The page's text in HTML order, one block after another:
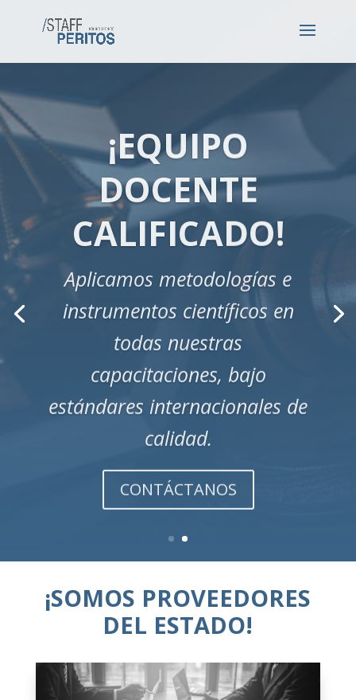
¡EQUIPO
DOCENTE
CALIFICADO!
Aplicamos metodologías e
instrumentos científicos en
todas nuestras
capacitaciones, bajo
estándares internacionales de
calidad.
CONTÁCTANOS
¡SOMOS PROVEEDORES
DEL ESTADO!